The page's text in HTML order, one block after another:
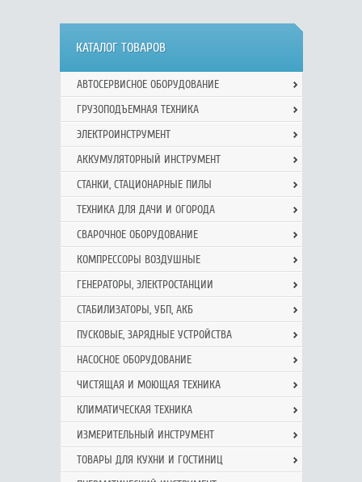
КАТАЛОГ ТОВАРОВ
АВТОСЕРВИСНОЕ ОБОРУДОВАНИЕ
ГРУЗОПОДЪЕМНАЯ ТЕХНИКА
ЭЛЕКТРОИНСТРУМЕНТ
АККУМУЛЯТОРНЫЙ ИНСТРУМЕНТ
СТАНКИ, СТАЦИОНАРНЫЕ ПИЛЫ
ТЕХНИКА ДЛЯ ДАЧИ И ОГОРОДА
СВАРОЧНОЕ ОБОРУДОВАНИЕ
КОМПРЕССОРЫ ВОЗДУШНЫЕ
ГЕНЕРАТОРЫ, ЭЛЕКТРОСТАНЦИИ
СТАБИЛИЗАТОРЫ, УБП, АКБ
ПУСКОВЫЕ, ЗАРЯДНЫЕ УСТРОЙСТВА
НАСОСНОЕ ОБОРУДОВАНИЕ
ЧИСТЯЩАЯ И МОЮЩАЯ ТЕХНИКА
КЛИМАТИЧЕСКАЯ ТЕХНИКА
ИЗМЕРИТЕЛЬНЫЙ ИНСТРУМЕНТ
ТОВАРЫ ДЛЯ КУХНИ И ГОСТИНИЦ